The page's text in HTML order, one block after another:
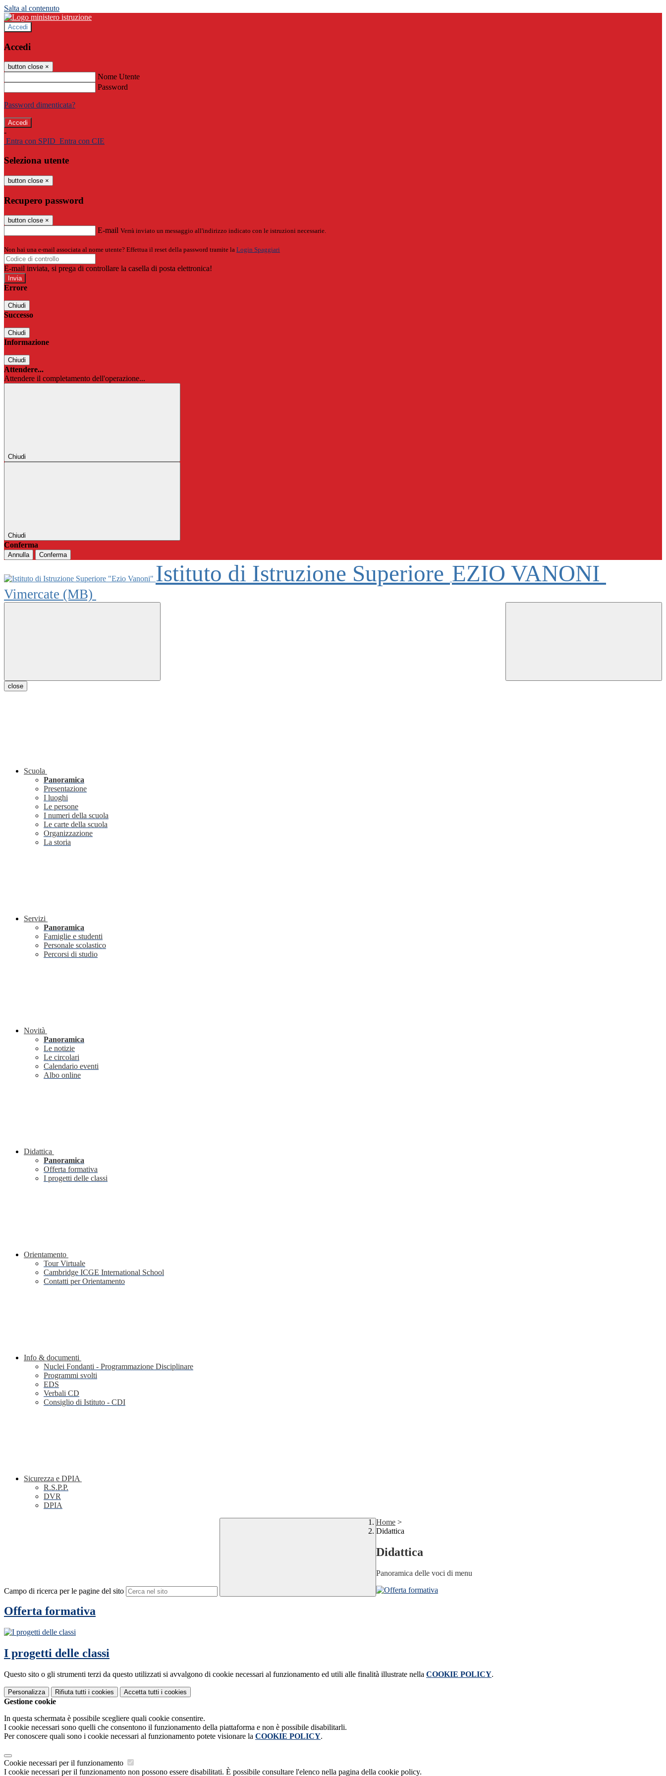
Salta al contenuto
Accedi
Accedi
button close ×
Nome Utente
Password
Password dimenticata?
-
Entra con SPID Entra con CIE
Seleziona utente
button close ×
Recupero password
button close ×
E-mail Verrà inviato un messaggio all'indirizzo indicato con le istruzioni necessarie.
Non hai una e-mail associata al nome utente? Effettua il reset della password tramite la Login Spaggiari
E-mail inviata, si prega di controllare la casella di posta elettronica!
Errore
Chiudi
Successo
Chiudi
Informazione
Chiudi
Attendere...
Attendere il completamento dell'operazione...
Chiudi
Chiudi
Conferma
Annulla Conferma
Istituto di Istruzione Superiore EZIO VANONI
Vimercate (MB)
close
Scuola
Panoramica
Presentazione
I luoghi
Le persone
I numeri della scuola
Le carte della scuola
Organizzazione
La storia
Servizi
Panoramica
Famiglie e studenti
Personale scolastico
Percorsi di studio
Novità
Panoramica
Le notizie
Le circolari
Calendario eventi
Albo online
Didattica
Panoramica
Offerta formativa
I progetti delle classi
Orientamento
Tour Virtuale
Cambridge ICGE International School
Contatti per Orientamento
Info & documenti
Nuclei Fondanti - Programmazione Disciplinare
Programmi svolti
EDS
Verbali CD
Consiglio di Istituto - CDI
Sicurezza e DPIA
R.S.P.P.
DVR
DPIA
Campo di ricerca per le pagine del sito
Home >
Didattica
Didattica
Panoramica delle voci di menu
Offerta formativa
I progetti delle classi
Questo sito o gli strumenti terzi da questo utilizzati si avvalgono di cookie necessari al funzionamento ed utili alle finalità illustrate nella COOKIE POLICY.
Personalizza Rifiuta tutti i cookies Accetta tutti i cookies
Gestione cookie
In questa schermata è possibile scegliere quali cookie consentire.
I cookie necessari sono quelli che consentono il funzionamento della piattaforma e non è possibile disabilitarli.
Per conoscere quali sono i cookie necessari al funzionamento potete visionare la COOKIE POLICY.
Cookie necessari per il funzionamento
I cookie necessari per il funzionamento non possono essere disabilitati. È possibile consultare l'elenco nella pagina della cookie policy.